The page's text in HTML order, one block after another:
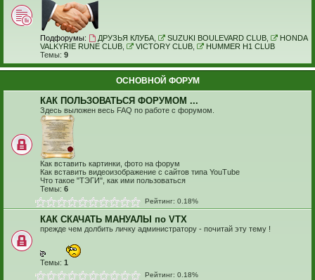
Подфорумы: ДРУЗЬЯ КЛУБА, SUZUKI BOULEVARD CLUB,
HONDA
VALKYRIE RUNE CLUB
VICTORY CLUB,
HUMMER H1 CLUB
Темы: 9
ОСНОВНОЙ ФОРУМ
КАК ПОЛЬЗОВАТЬСЯ ФОРУМОМ ...
Здесь выложен весь FAQ по работе с форумом.
Как вставить картинки, фото на форум
Как вставить видеоизображение с сайтов типа YouTube
Что такое "ТЭГИ", как ими пользоваться
Темы: 6
Рейтинг: 0.18%
КАК СКАЧАТЬ МАНУАЛЫ по VTX
прежде чем долбить личку администратору - почитай эту тему !
Темы: 1
Рейтинг: 0.18%